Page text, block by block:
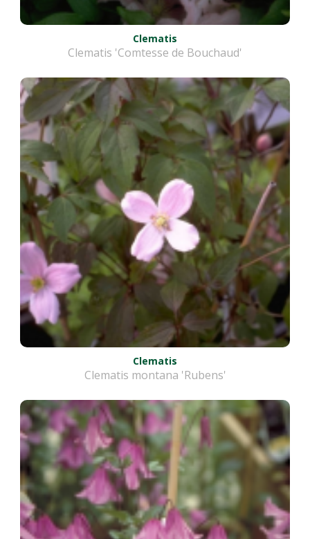
Clematis
Clematis 'Comtesse de Bouchaud'
Clematis
Clematis montana 'Rubens'